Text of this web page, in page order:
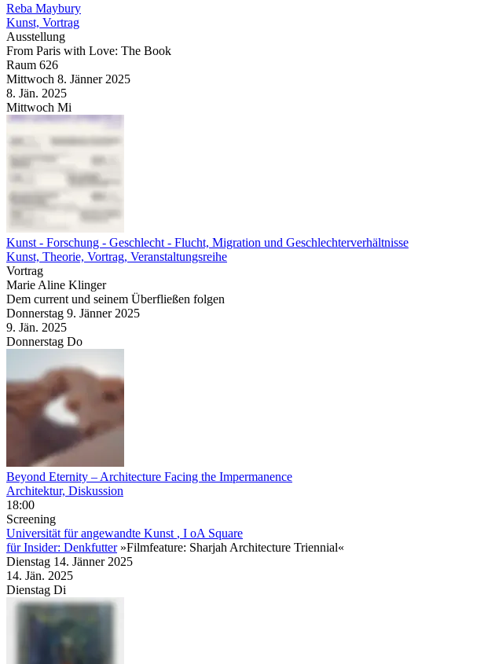
Reba Maybury
Kunst, Vortrag
Ausstellung
From Paris with Love: The Book
Raum 626
Mittwoch 8. Jänner 2025
8. Jän. 2025
Mittwoch Mi
Kunst - Forschung - Geschlecht - Flucht, Migration und Geschlechterverhältnisse
Kunst, Theorie, Vortrag, Veranstaltungsreihe
Vortrag
Marie Aline Klinger
Dem current und seinem Überfließen folgen
Donnerstag 9. Jänner 2025
9. Jän. 2025
Donnerstag Do
Beyond Eternity – Architecture Facing the Impermanence
Architektur, Diskussion
18:00
Screening
Universität für angewandte Kunst , I oA Square
für Insider: Denkfutter »Filmfeature: Sharjah Architecture Triennial«
Dienstag 14. Jänner 2025
14. Jän. 2025
Dienstag Di